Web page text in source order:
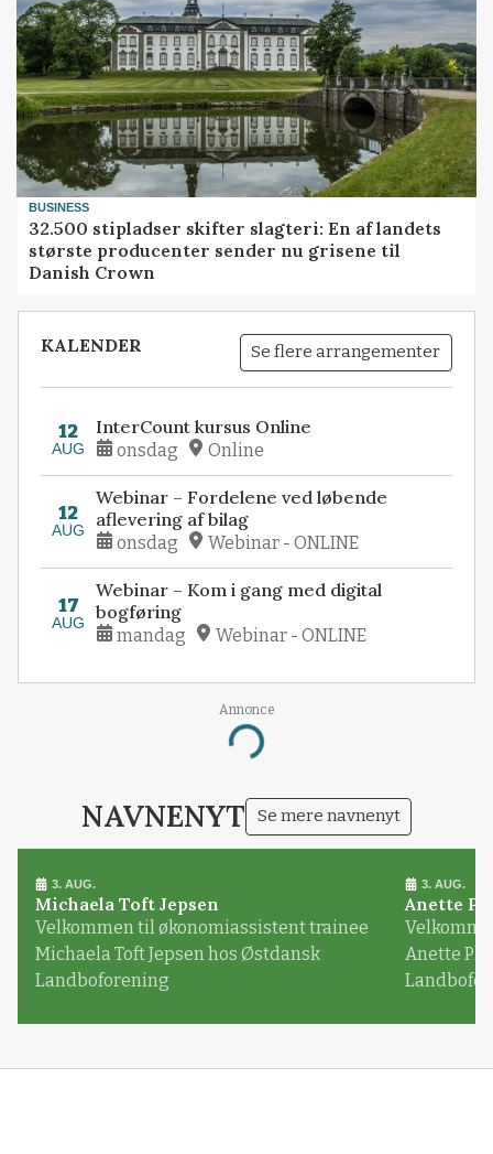
BUSINESS
32.500 stipladser skifter slagteri: En af landets
største producenter sender nu grisene til
Danish Crown
KALENDER Se flere arrangementer
12
AUG
InterCount kursus Online
onsdag Online
12
AUG
Webinar – Fordelene ved løbende
aflevering af bilag
onsdag Webinar - ONLINE
17
AUG
Webinar – Kom i gang med digital
bogføring
mandag Webinar - ONLINE
Annonce
Loading...
NAVNENYT Se mere navnenyt
3. AUG.
Michaela Toft Jepsen
Velkommen til økonomiassistent trainee
Michaela Toft Jepsen hos Østdansk
Landboforening
3. AUG.
Anette
Anette